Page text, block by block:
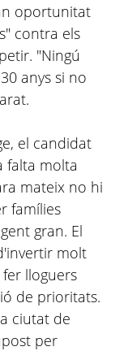
oportunitat
contra els
"Ningú
anys si no
el candidat
falta molta
mateix no hi
famílies
gran. El
molt
lloguers
de prioritats.
ciutat de
per